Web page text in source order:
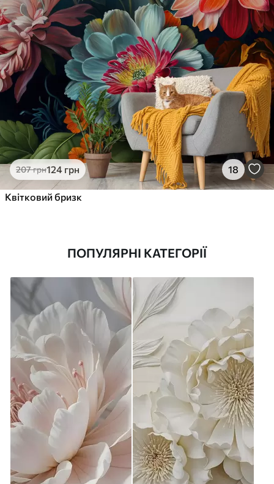
207грн124 грн 18
Квітковий бризк
ПОПУЛЯРНІ КАТЕГОРІЇ